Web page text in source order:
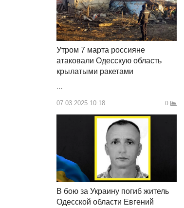
Утром 7 марта россияне
атаковали Одесскую область
крылатыми ракетами
07.03.2025 10:18 0
В бою за Украину погиб житель
Одесской области Евгений